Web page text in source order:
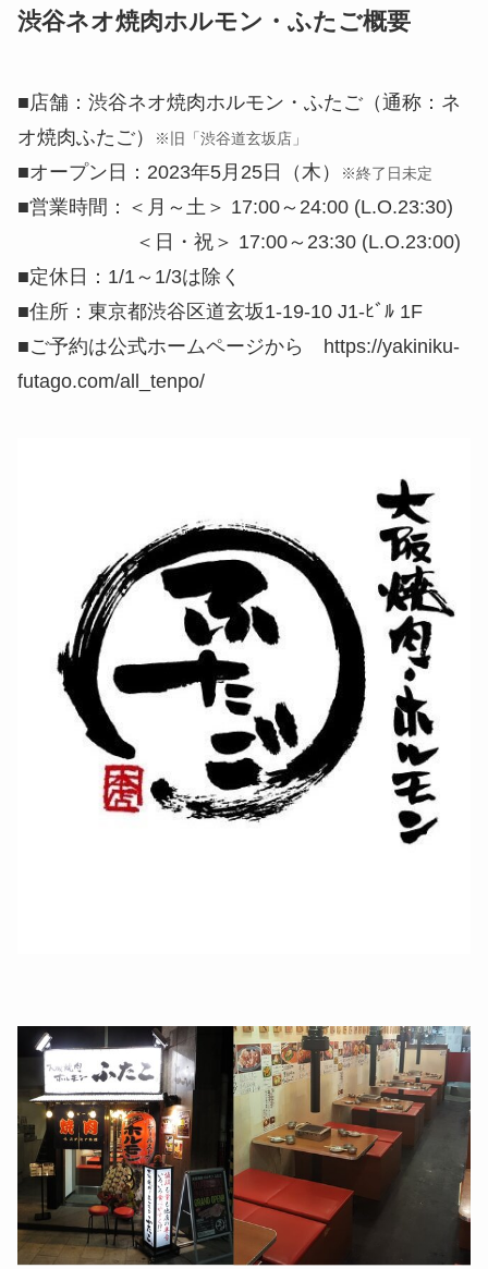
渋谷ネオ焼肉ホルモン・ふたご概要
■店舗：渋谷ネオ焼肉ホルモン・ふたご（通称：ネ
オ焼肉ふたご）
※旧「渋谷道玄坂店」
■オープン日：2023年5月25日（木） ※終了日未定
■営業時間：＜月～土＞ 17:00～24:00 (L.O.23:30)
＜日・祝＞ 17:00～23:30 (L.O.23:00)
■定休日：1/1～1/3は除く
■住所：東京都渋谷区道玄坂1-19-10 J1-ﾋﾞﾙ 1F
■ご予約は公式ホームページから https://yakiniku-
futago.com/all_tenpo/